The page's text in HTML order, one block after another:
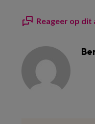
Reageer op dit